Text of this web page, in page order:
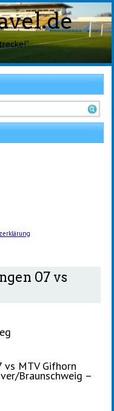
07 vs
vs MTV Gifhorn
Braunschweig –